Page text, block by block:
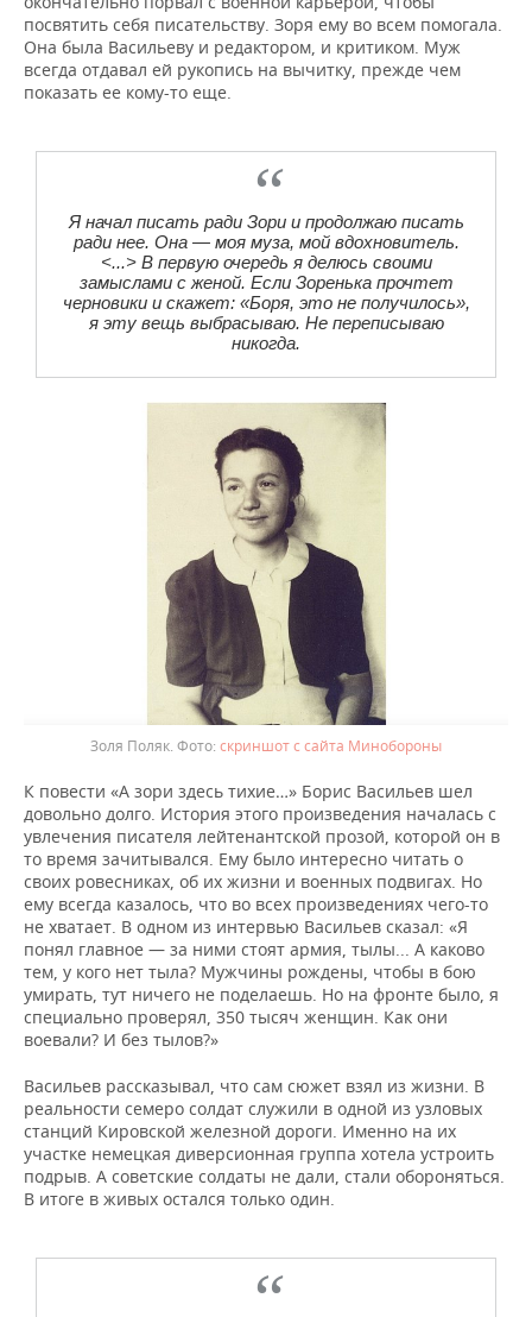
посвятить себя писательству. Зоря ему во всем помогала.
Она была Васильеву и редактором, и критиком. Муж
всегда отдавал ей рукопись на вычитку, прежде чем
показать ее кому-то еще.
Я начал писать ради Зори и продолжаю писать
ради нее. Она — моя муза, мой вдохновитель.
<...> В первую очередь я делюсь своими
замыслами с женой. Если Зоренька прочтет
черновики и скажет: «Боря, это не получилось»,
я эту вещь выбрасываю. Не переписываю
никогда.
Золя Поляк. скриншот с сайта Минобороны
К повести «А зори здесь тихие…» Борис Васильев шел
довольно долго. История этого произведения началась с
увлечения писателя лейтенантской прозой, которой он в
то время зачитывался. Ему было интересно читать о
своих ровесниках, об их жизни и военных подвигах. Но
ему всегда казалось, что во всех произведениях чего-то
не хватает. В одном из интервью Васильев сказал: «Я
понял главное — за ними стоят армия, тылы... А каково
тем, у кого нет тыла? Мужчины рождены, чтобы в бою
умирать, тут ничего не поделаешь. Но на фронте было, я
специально проверял, 350 тысяч женщин. Как они
воевали? И без тылов?»
Васильев рассказывал, что сам сюжет взял из жизни. В
реальности семеро солдат служили в одной из узловых
станций Кировской железной дороги. Именно на их
участке немецкая диверсионная группа хотела устроить
подрыв. А советские солдаты не дали, стали обороняться.
В итоге в живых остался только один.